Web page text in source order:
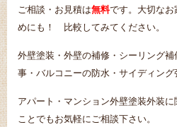
ご相談・お見積は無料です。大切なお
めにも！ 比較してみてください。
外壁塗装・外壁の補修・シーリング
事・バルコニーの防水・サイディン
アパート・マンション外壁塗装外装
ことでもお気軽にご相談下さい。